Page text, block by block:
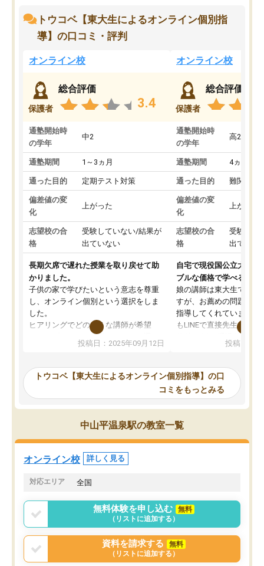
トウコベ【東大生によるオンライン個別指
導】の口コミ・評判
オンライン校
保護者
総合評価
3.4
通塾開始時
の学年
中2
通塾期間 1～3ヵ月
通った目的 定期テスト対策
偏差値の変
化
上がった
志望校の合
格
受験していない/結果が
出ていない
長期欠席で遅れた授業を取り戻せて助
かりました。
子供の家で学びたいという意志を尊重
し、オンライン個別という選択をしま
した。
ヒアリングでどのような講師が希望
か、オプションは付帯するかなど選ぶ
事が出来ました。
ーティングを行い、その講師で良いか
見てから講師を決定する事ができま
す。
うちの子は、初回面談の講師の方で決
オンラインツールを使用した単語帳の
共有があり宿題もそちらで出される形
でした。
言う事で講師変更の申し出があり、あ
まりに短期での変更だった為、塾に通
う事にして退会しました。遅れも取り
戻せ、授業内容や講師の方は良かった
と思います。
投稿日：2025年09月12日
オンライン校
保護者
総合評価
通塾開始時
の学年
高2
通塾期間 4ヵ月～1
通った目的 難関私立
偏差値の変
化
上がった
志望校の合
格
受験して
出ていな
自宅で現役国公立大学生
ブルな価格で学べる
娘の講師は東大生では無
すが、お薦めの問題集や
指導してくれています。
もLINEで直接先生に質問
めれるので、個人に合
いなのがあり(有料)、受
ことをどんなスケジュー
くか相談したのですが、
ち期待したものではなく
内容でした。それでも明
やる気も出ましたし、苦
くなってきたようなので
投稿日：
トウコベ【東大生によるオンライン個別指導】の口
コミをもっとみる
中山平温泉駅の教室一覧
オンライン校 詳しく見る
対応エリア 全国
無料体験を申し込む
無料
（リストに追加する）
資料を請求する
無料
（リストに追加する）